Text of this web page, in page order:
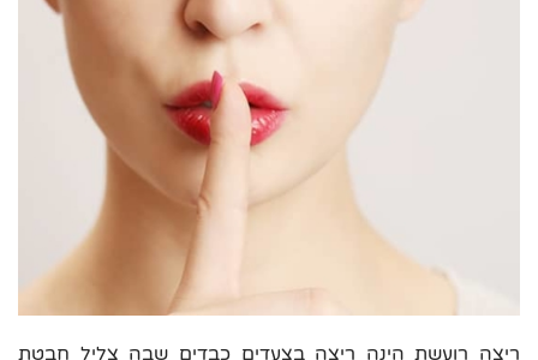
ריצה רועשת הינה ריצה בצעדים כבדים שבה צליל חבטת